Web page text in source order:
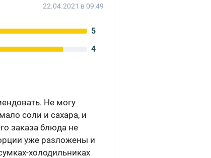
22.04.2021 в 09:49
5
4
Не могу
соли и сахара, и
заказа блюда не
уже разложены и
холодильниках